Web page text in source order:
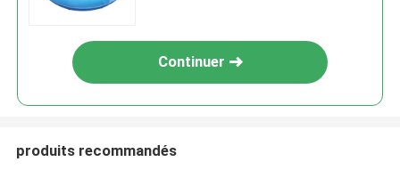
Continuer
produits recommandés